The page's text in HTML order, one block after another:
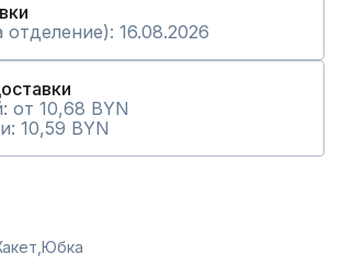
отделение): 16.08.2026
от 10,68 BYN
10,59 BYN
Юбка